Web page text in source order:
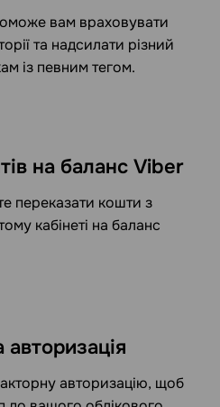
вам враховувати
та надсилати різний
із певним тегом.
на баланс Viber
переказати кошти з
кабінеті на баланс
авторизацію, щоб